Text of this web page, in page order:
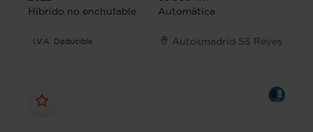
Híbrido no enchufable
Automática
I.V.A. Deducible Autosmadrid SS Reyes